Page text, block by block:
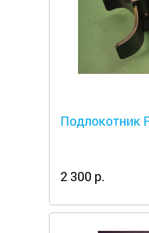
Подлокотник
2 300 р.